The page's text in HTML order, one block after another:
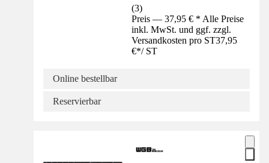
(3)
Preis — 37,95 € * Alle Preise
inkl. MwSt. und ggf. zzgl.
Versandkosten pro ST37,95
€*/ ST
Online bestellbar
Reservierbar